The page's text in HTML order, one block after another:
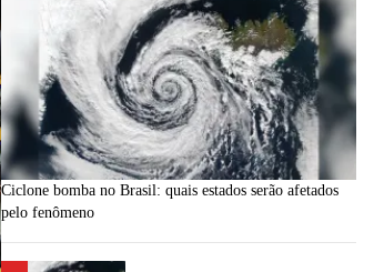
Ciclone bomba no Brasil: quais estados serão afetados
pelo fenômeno